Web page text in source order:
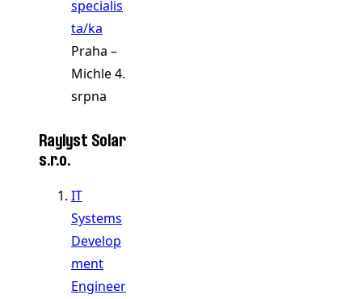
specialis
ta/ka
Praha –
Michle4.
srpna
Raylyst Solar
s.r.o.
IT
Systems
Develop
ment
Engineer